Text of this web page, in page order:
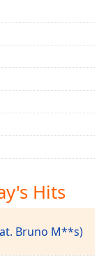
Hits
Bruno M**s)